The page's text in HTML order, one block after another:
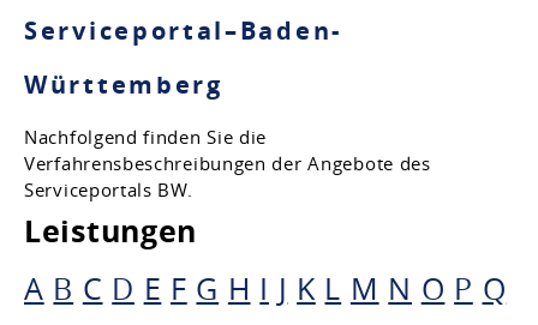
Serviceportal–Baden-
Württemberg
Nachfolgend finden Sie die
Verfahrensbeschreibungen der Angebote des
Serviceportals BW.
Leistungen
A B C D E F G H I J K L M N O P Q